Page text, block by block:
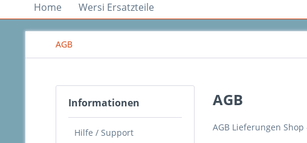
Home Wersi Ersatzteile
AGB
Informationen
Hilfe / Support
AGB
AGB Lieferungen